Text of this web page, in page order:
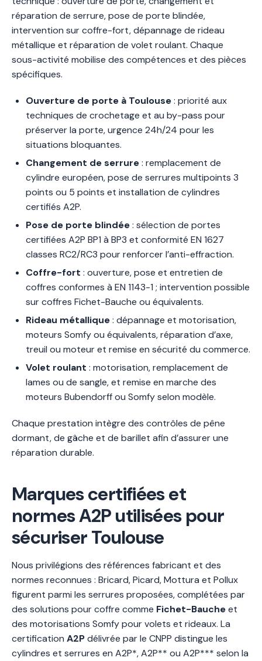
réparation de serrure, pose de porte blindée,
intervention sur coffre-fort, dépannage de rideau
métallique et réparation de volet roulant. Chaque
sous-activité mobilise des compétences et des pièces
spécifiques.
Ouverture de porte à Toulouse: priorité aux
techniques de crochetage et au by-pass pour
préserver la porte, urgence 24h/24 pour les
situations bloquantes.
Changement de serrure: remplacement de
cylindre européen, pose de serrures multipoints 3
points ou 5 points et installation de cylindres
certifiés A2P.
Pose de porte blindée: sélection de portes
certifiées A2P BP1 à BP3 et conformité EN 1627
classes RC2/RC3 pour renforcer l’anti-effraction.
Coffre-fort : ouverture, pose et entretien de
coffres conformes à EN 1143-1 ; intervention possible
sur coffres Fichet-Bauche ou équivalents.
Rideau métallique: dépannage et motorisation,
moteurs Somfy ou équivalents, réparation d’axe,
treuil ou moteur et remise en sécurité du commerce.
Volet roulant : motorisation, remplacement de
lames ou de sangle, et remise en marche des
moteurs Bubendorff ou Somfy selon modèle.
Chaque prestation intègre des contrôles de pêne
dormant, de gâche et de barillet afin d’assurer une
réparation durable.
Marques certifiées et
normes A2P utilisées pour
sécuriser Toulouse
Nous privilégions des références fabricant et des
normes reconnues : Bricard, Picard, Mottura et Pollux
figurent parmi les serrures proposées, complétées par
des solutions pour coffre comme Fichet-Baucheet
des motorisations Somfy pour volets et rideaux. La
certification A2Pdélivrée par le CNPP distingue les
cylindres et serrures en A2P*, A2P** ou A2P*** selon la